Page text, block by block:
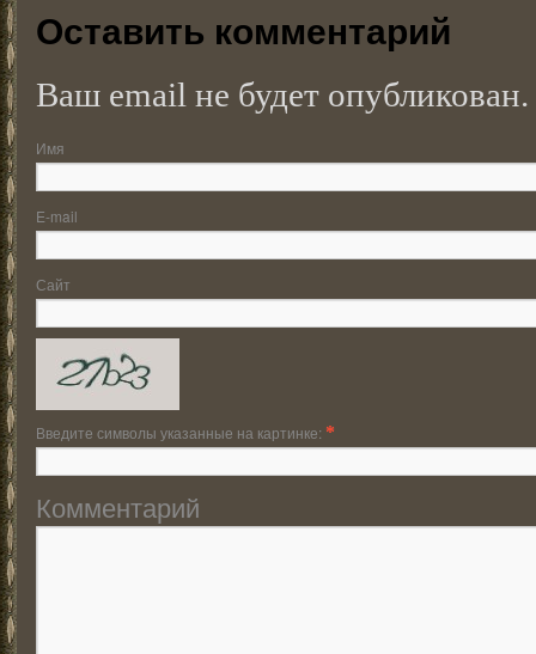
Оставить комментарий
Ваш email не будет опубликован.
Имя
E-mail
Сайт
Введите символы указанные на картинке: *
Комментарий